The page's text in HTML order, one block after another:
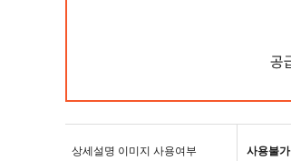
상세설명 이미지 사용여부 사용불가